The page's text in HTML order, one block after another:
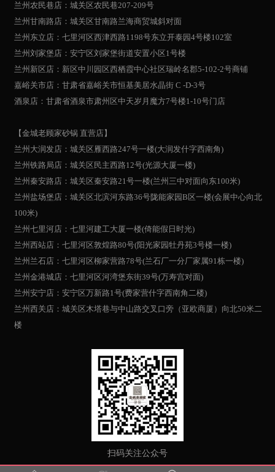
兰州农民巷店：城关区农民巷207-209号
兰州甘南路店：城关区甘南路兰海商贸城斜对面
兰州东立店：七里河区西津西路1198号东立开泰园4号楼102室
兰州刘家堡店：安宁区刘家堡街道安置小区1号楼
兰州新区店：新区中川园区西栖霞中心社区瑞岭名郡5-102-2号商铺
嘉峪关市店：甘肃省嘉峪关市恒基美居水晶街 C -D-3号
酒泉店：甘肃省酒泉市肃州区中天岁月魔方7号楼1-10号门店
【金城老顾家砂锅 直营店】
兰州大润发店：城关区雁西路247号一楼(大润发什字西南角)
兰州铁路局店：城关区民主西路12号(光源大厦一楼)
兰州秦安路店：城关区秦安路21号一楼(兰州三中对面向东100米)
兰州盐场堡店：城关区北滨河东路36号陇能家园B区一楼(会展中心向北
100米)
兰州七里河店：七里河建工大厦一楼(倚能假日时光)
兰州西站店：七里河区敦煌路80号(阳光家园牡丹苑3号楼一楼)
兰州兰石店：七里河区柳家营路78号(兰石厂一分厂家属91栋一楼)
兰州金港城店：七里河区河湾堡东街39号(万寿宫对面)
兰州安宁店：安宁区万新路1号(费家营什字西南角二楼)
兰州西关店：城关区木塔巷与中山路交叉口旁（亚欧商厦）向北50米二
楼
扫码关注公众号